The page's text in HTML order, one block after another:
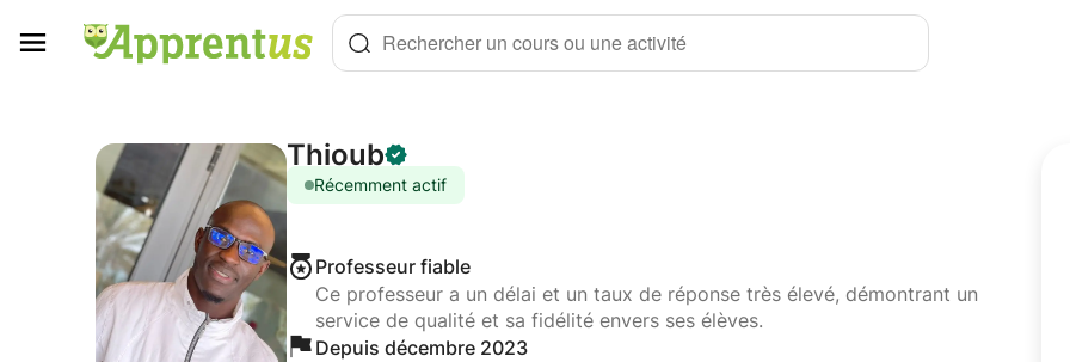
Rechercher un cours ou une activité
Thioub
Récemment actif
Professeur fiable
Ce professeur a un délai et un taux de réponse très élevé, démontrant un
service de qualité et sa fidélité envers ses élèves.
Depuis décembre 2023